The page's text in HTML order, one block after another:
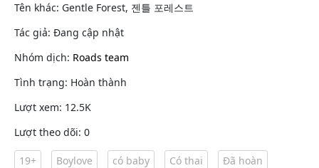
Tên khác: Gentle Forest, 젠틀 포레스트
Tác giả: Đang cập nhật
Nhóm dịch: Roads team
Tình trạng: Hoàn thành
Lượt xem: 12.5K
Lượt theo dõi: 0
19+ Boylove có baby Có thai
Đã hoàn